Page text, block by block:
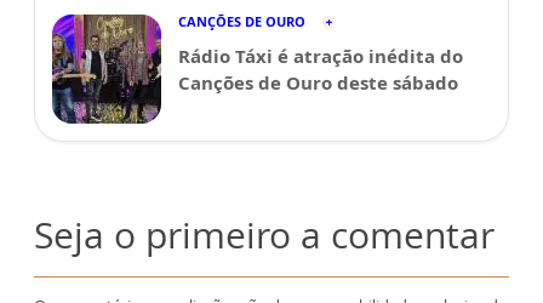
CANÇÕES DE OURO
Rádio Táxi é atração inédita do
Canções de Ouro deste sábado
Seja o primeiro a comentar